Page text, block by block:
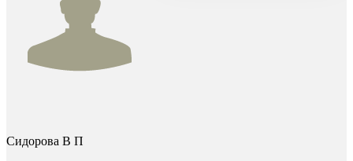
Сидорова В П